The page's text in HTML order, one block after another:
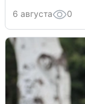
6 августа 0